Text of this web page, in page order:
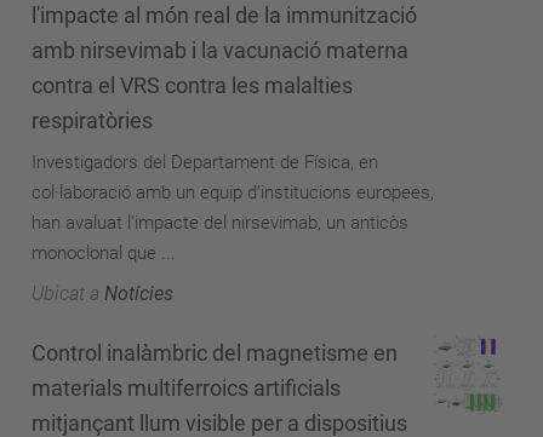
l'impacte al món real de la immunització
amb nirsevimab i la vacunació materna
contra el VRS contra les malalties
respiratòries
Investigadors del Departament de Física, en
col·laboració amb un equip d'institucions europees,
han avaluat l'impacte del nirsevimab, un anticòs
monoclonal que ...
Ubicat a Notícies
Control inalàmbric del magnetisme en
materials multiferroics artificials
mitjançant llum visible per a dispositius